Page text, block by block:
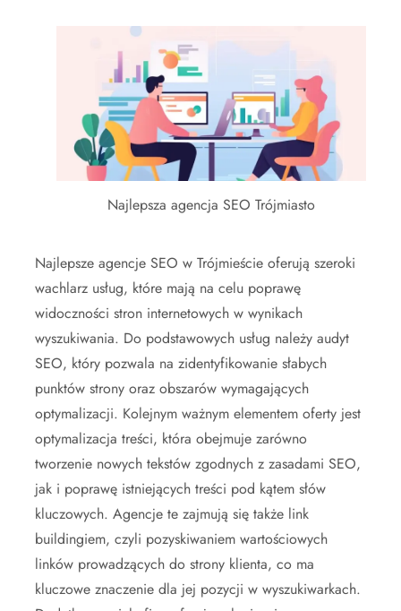
Najlepsza agencja SEO Trójmiasto
Najlepsze agencje SEO w Trójmieście oferują szeroki
wachlarz usług, które mają na celu poprawę
widoczności stron internetowych w wynikach
wyszukiwania. Do podstawowych usług należy audyt
SEO, który pozwala na zidentyfikowanie słabych
punktów strony oraz obszarów wymagających
optymalizacji. Kolejnym ważnym elementem oferty jest
optymalizacja treści, która obejmuje zarówno
tworzenie nowych tekstów zgodnych z zasadami SEO,
jak i poprawę istniejących treści pod kątem słów
kluczowych. Agencje te zajmują się także link
buildingiem, czyli pozyskiwaniem wartościowych
linków prowadzących do strony klienta, co ma
kluczowe znaczenie dla jej pozycji w wyszukiwarkach.